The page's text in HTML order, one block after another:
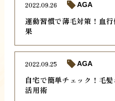
運動習慣で薄毛対策！血
果
2022.09.26 AGA
自宅で簡単チェック！毛
活用術
2022.09.25 AGA